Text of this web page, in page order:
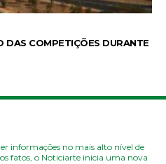
DAS COMPETIÇÕES DURANTE
informações no mais alto nível de
fatos, o Noticiarte inicia uma nova